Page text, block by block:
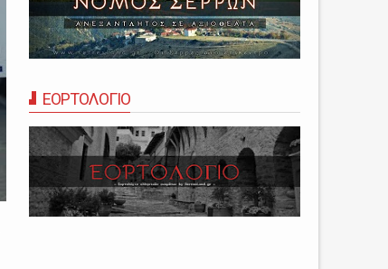
ΕΟΡΤΟΛΟΓΙΟ